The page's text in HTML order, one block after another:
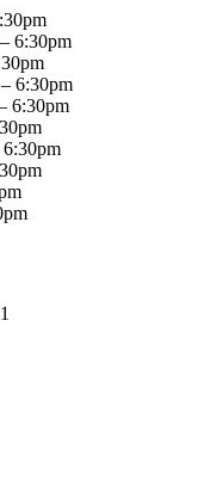
6:30pm
6:30pm
6:30pm